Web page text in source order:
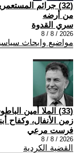
(32) جرائم
من أرضه
سري القدوة
2026 / 8 / 8
مواضيع وابحاث
(33) الملا أمين
زمن الأنفال، وكفاح
فرست مرعي
2026 / 8 / 8
القضية الكردية